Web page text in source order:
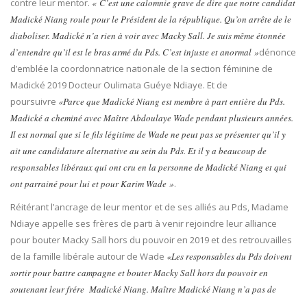
contre leur mentor. « C’est une calomnie grave de dire que notre candidat
Madické Niang roule pour le Président de la république. Qu’on arrête de le
diaboliser. Madické n’a rien à voir avec Macky Sall. Je suis même étonnée
d’entendre qu’il est le bras armé du Pds. C’est injuste et anormal »dénonce
d’emblée la coordonnatrice nationale de la section féminine de
Madické 2019 Docteur Oulimata Guéye Ndiaye. Et de
poursuivre «Parce que Madické Niang est membre à part entière du Pds.
Madické a cheminé avec Maître Abdoulaye Wade pendant plusieurs années.
Il est normal que si le fils légitime de Wade ne peut pas se présenter qu’il y
ait une candidature alternative au sein du Pds. Et il y a beaucoup de
responsables libéraux qui ont cru en la personne de Madické Niang et qui
ont parrainé pour lui et pour Karim Wade ».
Réitérant l’ancrage de leur mentor et de ses alliés au Pds, Madame
Ndiaye appelle ses frères de parti à venir rejoindre leur alliance
pour bouter Macky Sall hors du pouvoir en 2019 et des retrouvailles
de la famille libérale autour de Wade «Les responsables du Pds doivent
sortir pour battre campagne et bouter Macky Sall hors du pouvoir en
soutenant leur frére Madické Niang. Maître Madické Niang n’a pas de